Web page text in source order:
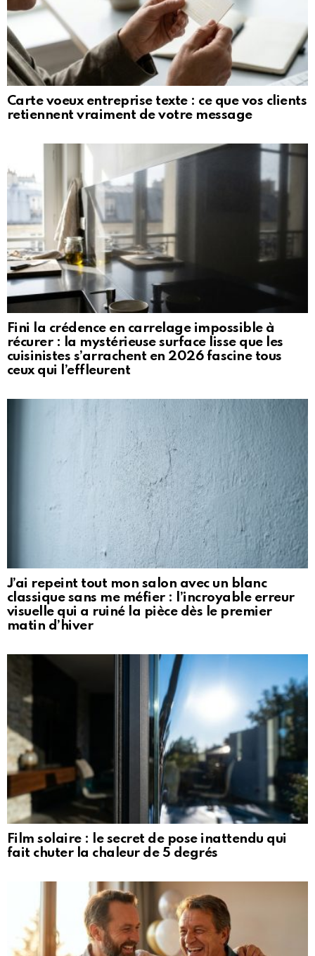
Carte voeux entreprise texte : ce que vos clients
retiennent vraiment de votre message
Fini la crédence en carrelage impossible à
récurer : la mystérieuse surface lisse que les
cuisinistes s’arrachent en 2026 fascine tous
ceux qui l’effleurent
J’ai repeint tout mon salon avec un blanc
classique sans me méfier : l’incroyable erreur
visuelle qui a ruiné la pièce dès le premier
matin d’hiver
Film solaire : le secret de pose inattendu qui
fait chuter la chaleur de 5 degrés